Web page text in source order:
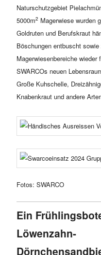
Naturschutzgebiet
5000m2 Magerwiese wurden
Goldruten und Berufskraut
Böschungen entbuscht
Magerwiesenbereiche
SWARCOs neuen
Große Kuhschelle,
Knabenkraut und andere
Fotos: SWARCO
Ein
Löwenzahn-